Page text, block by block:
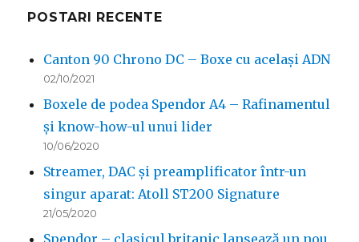
POSTARI RECENTE
Canton 90 Chrono DC – Boxe cu același ADN
02/10/2021
Boxele de podea Spendor A4 – Rafinamentul
și know-how-ul unui lider
10/06/2020
Streamer, DAC și preamplificator într-un
singur aparat: Atoll ST200 Signature
21/05/2020
Spendor – clasicul britanic lansează un nou